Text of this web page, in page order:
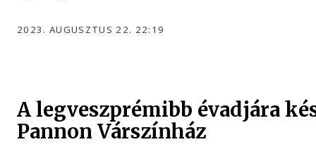
2023. AUGUSZTUS 22. 22:19
A legveszprémibb évadjára
Pannon Várszínház